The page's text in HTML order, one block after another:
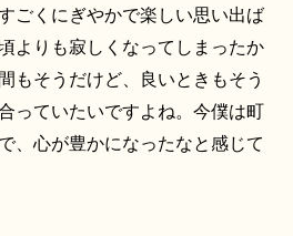
ごくにぎやかで楽しい思い出ば
よりも寂しくなってしまったか
もそうだけど、良いときもそう
っていたいですよね。今僕は町
、心が豊かになったなと感じて